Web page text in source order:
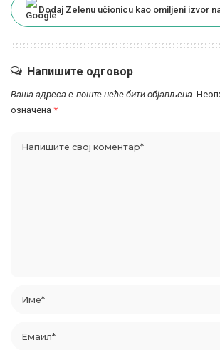
Dodaj Zelenu učionicu kao omiljeni izvor
Напишите одговор
Ваша адреса е-поште неће бити објављена.
означена *